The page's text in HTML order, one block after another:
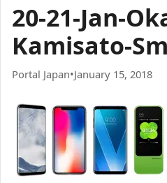
20-21-Jan-
Kamisato-
Portal Japan•January 15, 2018